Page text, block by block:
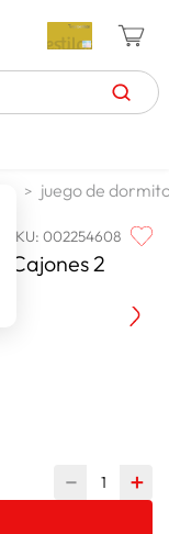
juego de
SKU:002254608
Cajones 2
＋
－